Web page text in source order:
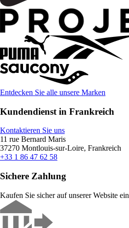
Entdecken Sie alle unsere Marken
Kundendienst in Frankreich
Kontaktieren Sie uns
11 rue Bernard Maris
37270 Montlouis-sur-Loire, Frankreich
+33 1 86 47 62 58
Sichere Zahlung
Kaufen Sie sicher auf unserer Website ein